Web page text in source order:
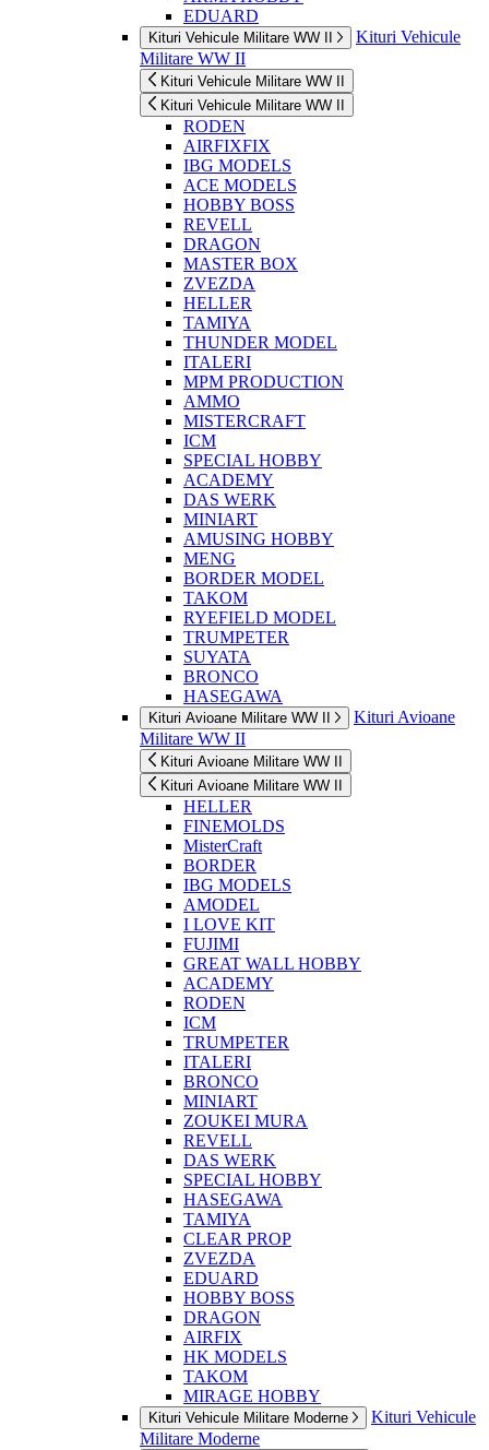
EDUARD
Kituri Vehicule Militare WW II
Kituri Vehicule
Militare WW II
Kituri Vehicule Militare WW II
Kituri Vehicule Militare WW II
RODEN
AIRFIXFIX
IBG MODELS
ACE MODELS
HOBBY BOSS
REVELL
DRAGON
MASTER BOX
ZVEZDA
HELLER
TAMIYA
THUNDER MODEL
ITALERI
MPM PRODUCTION
AMMO
MISTERCRAFT
ICM
SPECIAL HOBBY
ACADEMY
DAS WERK
MINIART
AMUSING HOBBY
MENG
BORDER MODEL
TAKOM
RYEFIELD MODEL
TRUMPETER
SUYATA
BRONCO
HASEGAWA
Kituri Avioane Militare WW II
Kituri Avioane
Militare WW II
Kituri Avioane Militare WW II
Kituri Avioane Militare WW II
HELLER
FINEMOLDS
MisterCraft
BORDER
IBG MODELS
AMODEL
I LOVE KIT
FUJIMI
GREAT WALL HOBBY
ACADEMY
RODEN
ICM
TRUMPETER
ITALERI
BRONCO
MINIART
ZOUKEI MURA
REVELL
DAS WERK
SPECIAL HOBBY
HASEGAWA
TAMIYA
CLEAR PROP
ZVEZDA
EDUARD
HOBBY BOSS
DRAGON
AIRFIX
HK MODELS
TAKOM
MIRAGE HOBBY
Kituri Vehicule Militare Moderne
Kituri Vehicule
Militare Moderne